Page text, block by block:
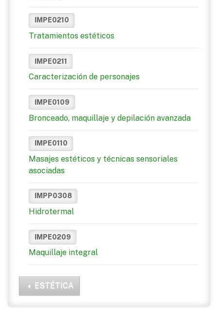
IMPE0210
Tratamientos estéticos
IMPE0211
Caracterización de personajes
IMPE0109
Bronceado, maquillaje y depilación avanzada
IMPE0110
Masajes estéticos y técnicas sensoriales
asociadas
IMPP0308
Hidrotermal
IMPE0209
Maquillaje integral
ESTÉTICA